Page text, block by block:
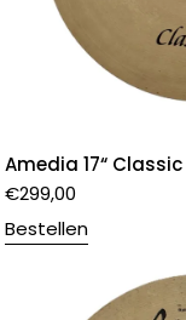
Amedia 17“
€299,00
Bestellen